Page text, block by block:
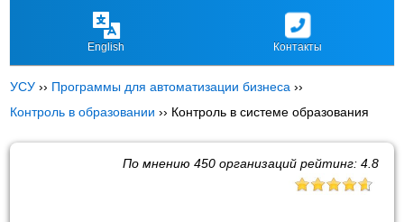
English Контакты
УСУ ›› Программы для автоматизации бизнеса ››
Контроль в образовании ›› Контроль в системе образования
По мнению 450организаций рейтинг: 4.8